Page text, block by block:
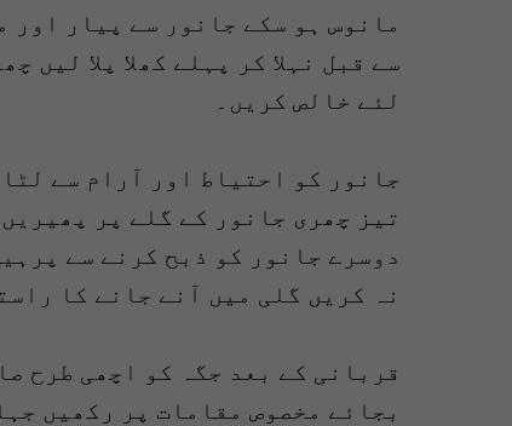
مانوس ہو سکے جانور سے پیار اور
سے قبل نہلا کر پہلے کھلا پلا لیں
لئے خالص کریں۔
جانور کو احتیاط اور آرام سے
تیز چھری جانور کے گلے پر
دوسرے جانور کو ذبح کرنے سے
نہ کریں گلی میں آنے جانے کا
قربانی کے بعد جگہ کو اچھی طرح
بجائے مخصوص مقامات پر رکھیں